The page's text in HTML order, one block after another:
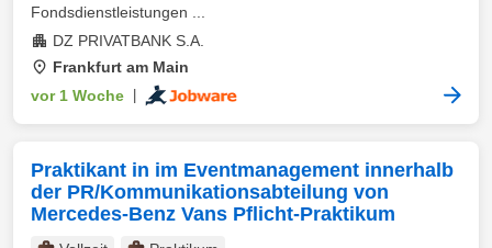
Fondsdienstleistungen ...
DZ PRIVATBANK S.A.
Frankfurt am Main
vor 1 Woche
Praktikant in im Eventmanagement innerhalb
der PR/Kommunikationsabteilung von
Mercedes-Benz Vans Pflicht-Praktikum